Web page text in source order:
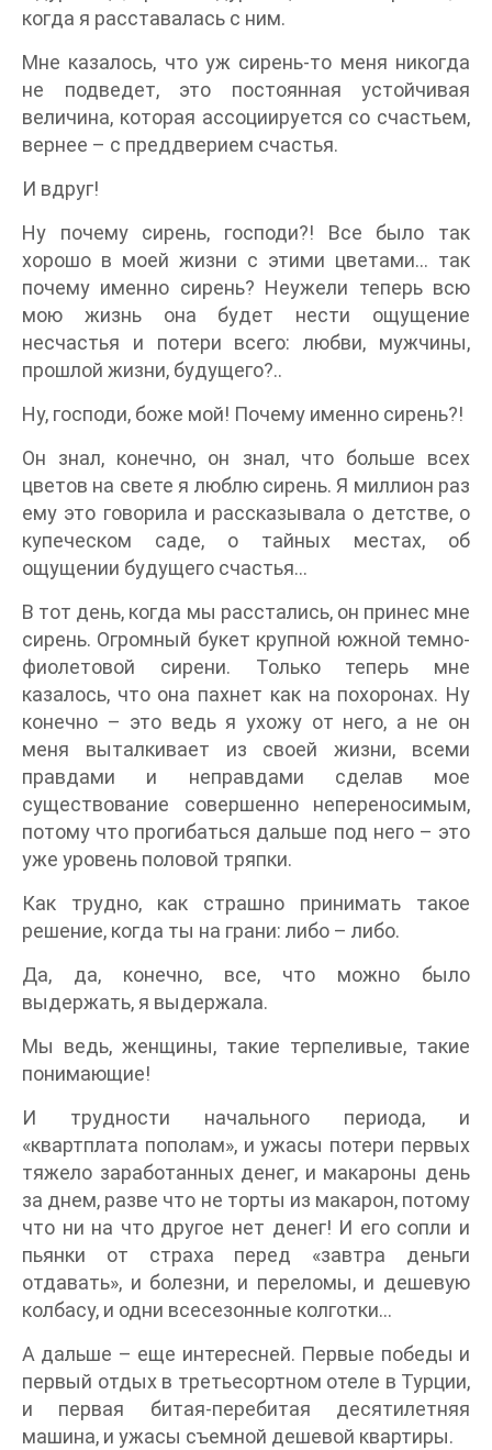
когда я расставалась с ним.
Мне казалось, что уж сирень-то меня никогда
не подведет, это постоянная устойчивая
величина, которая ассоциируется со счастьем,
вернее – с преддверием счастья.
И вдруг!
Ну почему сирень, господи?! Все было так
хорошо в моей жизни с этими цветами… так
почему именно сирень? Неужели теперь всю
мою жизнь она будет нести ощущение
несчастья и потери всего: любви, мужчины,
прошлой жизни, будущего?..
Ну, господи, боже мой! Почему именно сирень?!
Он знал, конечно, он знал, что больше всех
цветов на свете я люблю сирень. Я миллион раз
ему это говорила и рассказывала о детстве, о
купеческом саде, о тайных местах, об
ощущении будущего счастья…
В тот день, когда мы расстались, он принес мне
сирень. Огромный букет крупной южной темно-
фиолетовой сирени. Только теперь мне
казалось, что она пахнет как на похоронах. Ну
конечно – это ведь я ухожу от него, а не он
меня выталкивает из своей жизни, всеми
правдами и неправдами сделав мое
существование совершенно непереносимым,
потому что прогибаться дальше под него – это
уже уровень половой тряпки.
Как трудно, как страшно принимать такое
решение, когда ты на грани: либо – либо.
Да, да, конечно, все, что можно было
выдержать, я выдержала.
Мы ведь, женщины, такие терпеливые, такие
понимающие!
И трудности начального периода, и
«квартплата пополам», и ужасы потери первых
тяжело заработанных денег, и макароны день
за днем, разве что не торты из макарон, потому
что ни на что другое нет денег! И его сопли и
пьянки от страха перед «завтра деньги
отдавать», и болезни, и переломы, и дешевую
колбасу, и одни всесезонные колготки…
А дальше – еще интересней. Первые победы и
первый отдых в третьесортном отеле в Турции,
и первая битая-перебитая десятилетняя
машина, и ужасы съемной дешевой квартиры.